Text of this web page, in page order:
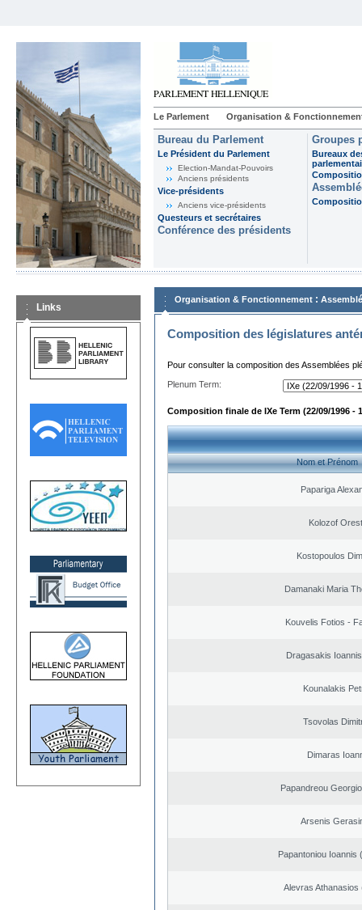
Le Parlement Organisation &
Bureau du Parlement
Le Président du Parlement
Election-Mandat-Pouvoirs
Anciens présidents
Vice-présidents
Anciens vice-présidents
Questeurs et secrétaires
Conférence des présidents
Groupes
Bureaux
Links
Organisation & Fonctionnement :
Composition des législatures
Pour consulter la composition des Assemblées
Plenum Term:
Composition finale de IXe Term (22/09/1996 -
Nom et Prénom
Papariga
Kolozof
Kostopoulos
Damanaki Maria
Kouvelis Fotios -
Dragasakis
Kounalakis
Tsovolas
Dimaras
Papandreou
Arsenis
Papantoniou Ioannis
Alevras Athanasios